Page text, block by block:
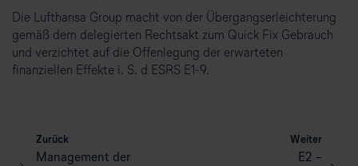
Die Lufthansa Group macht von der Übergangserleichterung
gemäß dem delegierten Rechtsakt zum Quick Fix Gebrauch
und verzichtet auf die Offenlegung der erwarteten
finanziellen Effekte i. S. d ESRS E1-9.
Zurück
Management der
Weiter
E2 –